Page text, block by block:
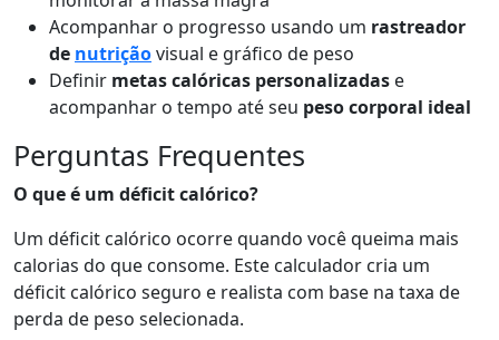
Acompanhar o progresso usando um rastreador
de nutriçãovisual e gráfico de peso
Definir metas calóricas personalizadas e
acompanhar o tempo até seu peso corporal ideal
Perguntas Frequentes
O que é um déficit calórico?
Um déficit calórico ocorre quando você queima mais
calorias do que consome. Este calculador cria um
déficit calórico seguro e realista com base na taxa de
perda de peso selecionada.